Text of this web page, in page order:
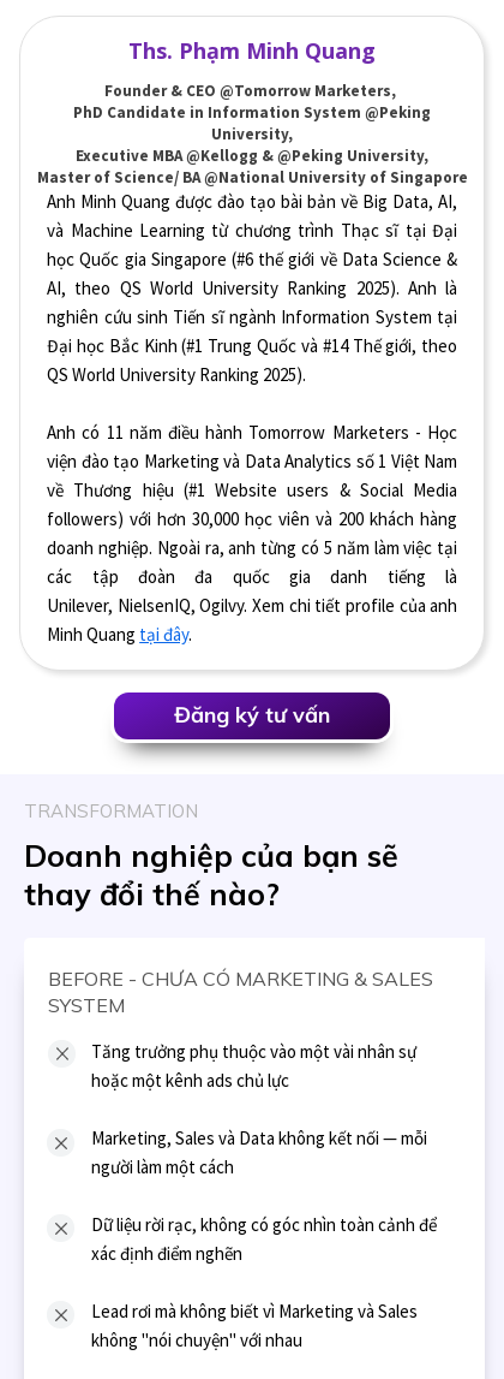
Ths. Phạm Minh Quang
Founder & CEO @Tomorrow Marketers,
PhD Candidate in Information System @Peking
University,
Executive MBA @Kellogg & @Peking University,
Master of Science/ BA @National University of Singapore
Anh Minh Quang được đào tạo bài bản về Big Data, AI,
và Machine Learning từ chương trình Thạc sĩ tại Đại
học Quốc gia Singapore (#6 thế giới về Data Science &
AI, theo QS World University Ranking 2025). Anh là
nghiên cứu sinh Tiến sĩ ngành Information System tại
Đại học Bắc Kinh (#1 Trung Quốc và #14 Thế giới, theo
QS World University Ranking 2025).
Anh có 11 năm điều hành Tomorrow Marketers - Học
viện đào tạo Marketing và Data Analytics số 1 Việt Nam
về Thương hiệu (#1 Website users & Social Media
followers) với hơn 30,000 học viên và 200 khách hàng
doanh nghiệp. Ngoài ra, anh từng có 5 năm làm việc tại
các tập đoàn đa quốc gia danh tiếng là
Unilever, NielsenIQ, Ogilvy. Xem chi tiết profile của anh
Minh Quang tại đây.
Đăng ký tư vấn
Doanh nghiệp của bạn sẽ
thay đổi thế nào?
TRANSFORMATION
BEFORE - CHƯA CÓ MARKETING & SALES
SYSTEM
Tăng trưởng phụ thuộc vào một vài nhân sự
hoặc một kênh ads chủ lực
Marketing, Sales và Data không kết nối — mỗi
người làm một cách
Dữ liệu rời rạc, không có góc nhìn toàn cảnh để
xác định điểm nghẽn
Lead rơi mà không biết vì Marketing và Sales
không "nói chuyện" với nhau